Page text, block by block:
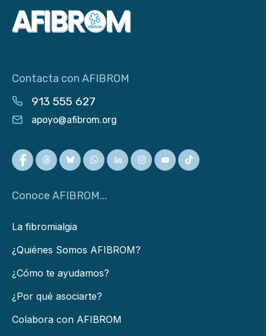
Contacta con AFIBROM
913 555 627
apoyo@afibrom.org
Conoce AFIBROM...
La fibromialgia
¿Quiénes Somos AFIBROM?
¿Cómo te ayudamos?
¿Por qué asociarte?
Colabora con AFIBROM